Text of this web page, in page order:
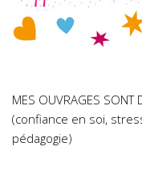
MES OUVRAGES SONT
(confiance en soi,
pédagogie)